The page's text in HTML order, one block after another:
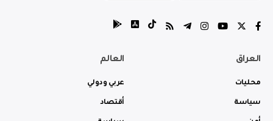
العراق
محليات
سياسة
العالم
عربي ودولي
أقتصاد